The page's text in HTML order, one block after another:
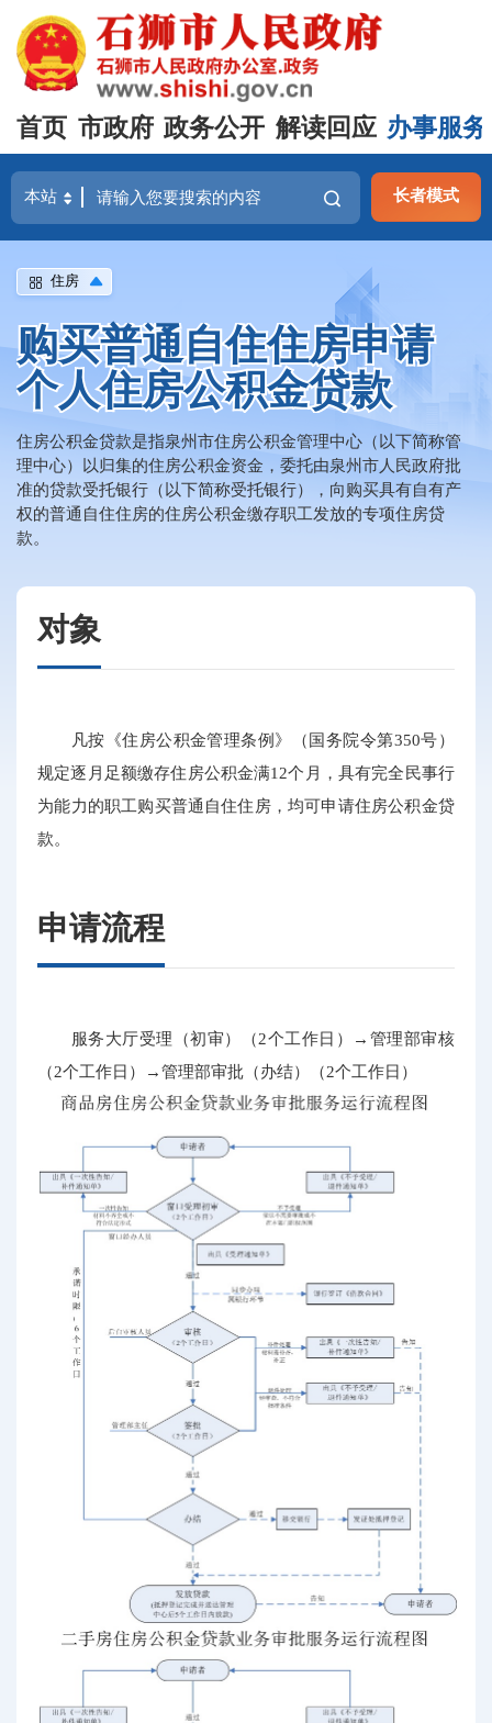
首页 市政府 政务公开 解读回应 办事服务
长者模式
住房
购买普通自住住房申请
个人住房公积金贷款
住房公积金贷款是指泉州市住房公积金管理中心（以下简称管
理中心）以归集的住房公积金资金，委托由泉州市人民政府批
准的贷款受托银行（以下简称受托银行），向购买具有自有产
权的普通自住住房的住房公积金缴存职工发放的专项住房贷
款。
对象
凡按《住房公积金管理条例》（国务院令第350号）
规定逐月足额缴存住房公积金满12个月，具有完全民事行
为能力的职工购买普通自住住房，均可申请住房公积金贷
款。
申请流程
服务大厅受理（初审）（2个工作日）→管理部审核
（2个工作日）→管理部审批（办结）（2个工作日）